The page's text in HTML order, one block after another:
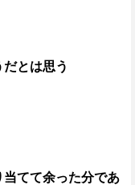
とは思う
てて余った分であ